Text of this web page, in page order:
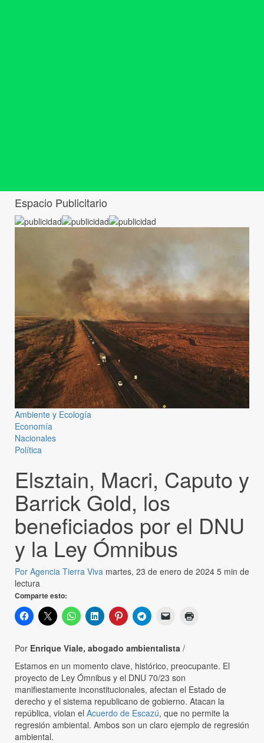
Espacio Publicitario
Ambiente y Ecología
Economía
Nacionales
Política
Elsztain, Macri, Caputo y
Barrick Gold, los
beneficiados por el DNU
y la Ley Ómnibus
Por Agencia Tierra Viva martes, 23 de enero de 2024 5 min de
lectura
Comparte esto:
Por Enrique Viale, abogado ambientalista /
Estamos en un momento clave, histórico, preocupante. El
proyecto de Ley Ómnibus y el DNU 70/23 son
manifiestamente inconstitucionales, afectan el Estado de
derecho y el sistema republicano de gobierno. Atacan la
república, violan el Acuerdo de Escazú, que no permite la
regresión ambiental. Ambos son un claro ejemplo de regresión
ambiental.